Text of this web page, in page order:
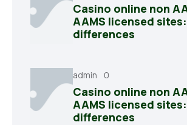
Casino online non
AAMS licensed
differences
admin 0
Casino online non
AAMS licensed
differences